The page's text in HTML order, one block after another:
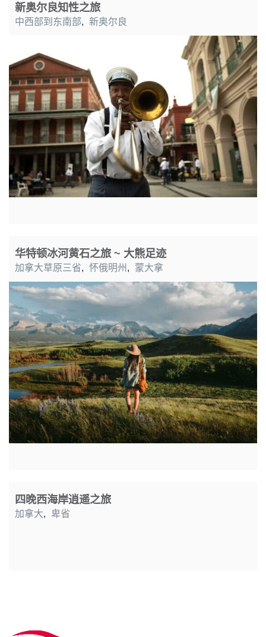
新奥尔良知性之旅
中西部到东南部, 新奥尔良
华特顿冰河黄石之旅 ~ 大熊足迹
加拿大草原三省, 怀俄明州 , 蒙大拿
四晚西海岸逍遥之旅
加拿大, 卑省